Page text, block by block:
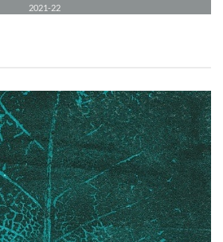
2021-22